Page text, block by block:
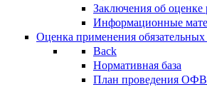
Заключения об
Информационные
Оценка применения
Back
Нормативная база
План проведения